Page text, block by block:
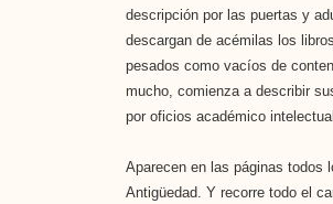
descripción por las puertas y
descargan de acémilas los
pesados como vacíos de
mucho, comienza a describir
por oficios académico
Aparecen en las páginas todos
Antigüedad. Y recorre todo el